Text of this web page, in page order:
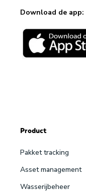
Download de app:
Product
Pakket tracking
Asset management
Wasserijbeheer